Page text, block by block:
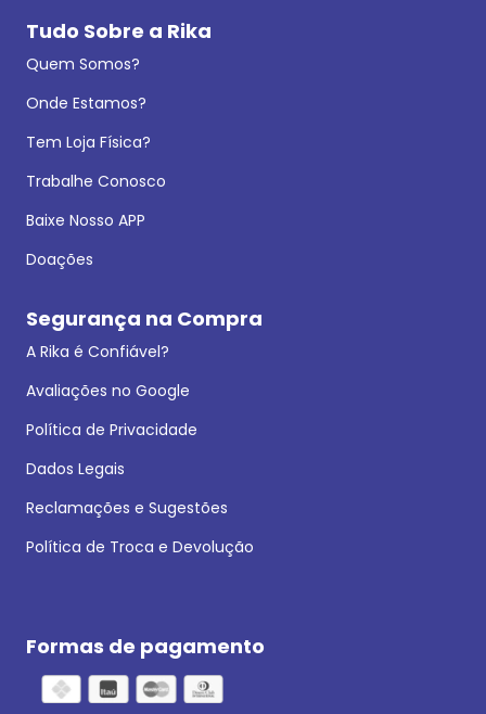
Tudo Sobre a Rika
Quem Somos?
Onde Estamos?
Tem Loja Física?
Trabalhe Conosco
Baixe Nosso APP
Doações
Segurança na Compra
A Rika é Confiável?
Avaliações no Google
Política de Privacidade
Dados Legais
Reclamações e Sugestões
Política de Troca e Devolução
Formas de pagamento